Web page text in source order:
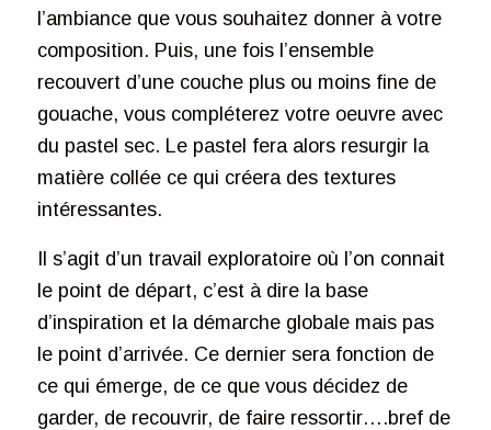
l’ambiance que vous souhaitez donner à votre
composition. Puis, une fois l’ensemble
recouvert d’une couche plus ou moins fine de
gouache, vous compléterez votre oeuvre avec
du pastel sec. Le pastel fera alors resurgir la
matière collée ce qui créera des textures
intéressantes.
Il s’agit d’un travail exploratoire où l’on connait
le point de départ, c’est à dire la base
d’inspiration et la démarche globale mais pas
le point d’arrivée. Ce dernier sera fonction de
ce qui émerge, de ce que vous décidez de
garder, de recouvrir, de faire ressortir….bref de